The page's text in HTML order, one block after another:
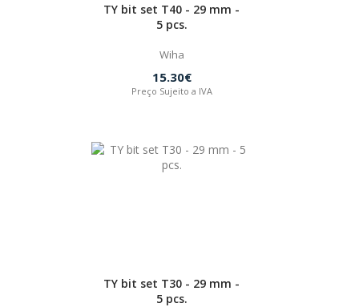
TY bit set T40 - 29 mm -
5 pcs.
Wiha
15.30€
Preço Sujeito a IVA
TY bit set T30 - 29 mm -
5 pcs.